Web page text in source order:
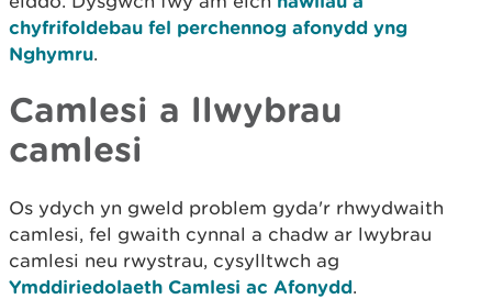
chyfrifoldebau fel perchennog afonydd yng
Nghymru.
Camlesi a llwybrau
camlesi
Os ydych yn gweld problem gyda'r rhwydwaith
camlesi, fel gwaith cynnal a chadw ar lwybrau
camlesi neu rwystrau, cysylltwch ag
Ymddiriedolaeth Camlesi ac Afonydd.